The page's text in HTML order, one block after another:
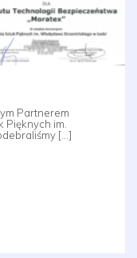
Partnerem
Pięknych im.
[…]